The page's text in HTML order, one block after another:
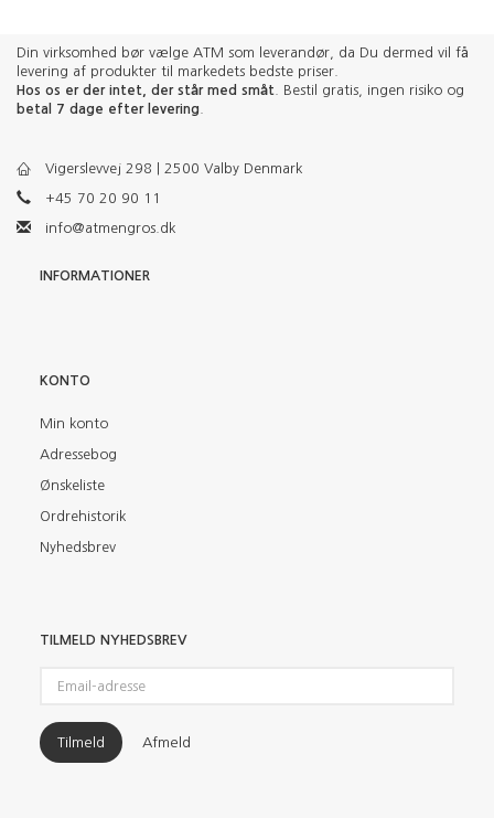
Din virksomhed bør vælge ATM som leverandør, da Du dermed vil få
levering af produkter til markedets bedste priser.
Hos os er der intet, der står med småt . Bestil gratis, ingen risiko og
betal 7 dage efter levering
Vigerslevvej 298 | 2500 Valby Denmark
+45 70 20 90 11
info@atmengros.dk
INFORMATIONER
KONTO
Min konto
Adressebog
Ønskeliste
Ordrehistorik
Nyhedsbrev
TILMELD NYHEDSBREV
adresse
Tilmeld Afmeld